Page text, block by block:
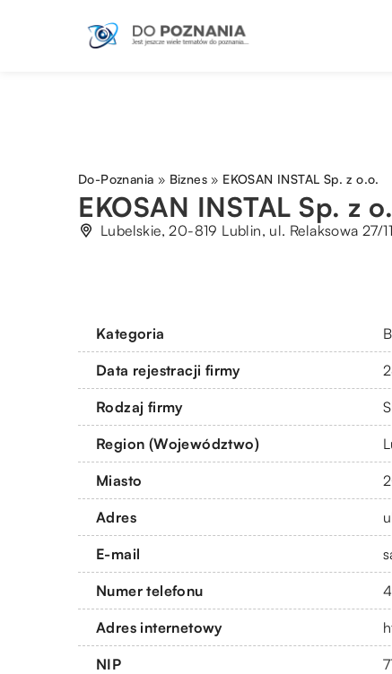
Do-Poznania » Biznes » EKOSAN INSTAL Sp. z o.o.
EKOSAN INSTAL Sp. z
Lubelskie, 20-819 Lublin, ul. Relaksowa 27/11
Kategoria
Data rejestracji firmy
Rodzaj firmy
Region (Województwo)
Miasto
Adres
E-mail
Numer telefonu
Adres internetowy
NIP